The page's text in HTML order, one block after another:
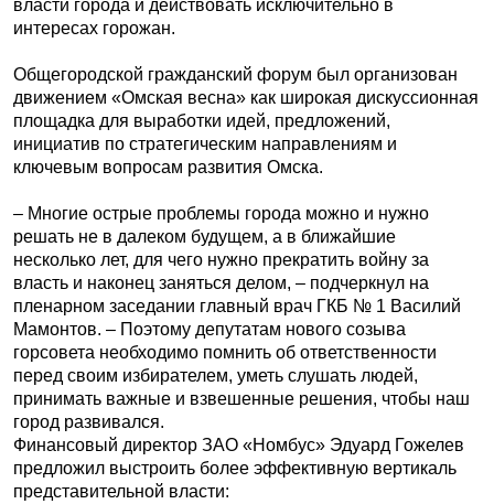
власти города и действовать исключительно в
интересах горожан.
Общегородской гражданский форум был организован
движением «Омская весна» как широкая дискуссионная
площадка для выработки идей, предложений,
инициатив по стратегическим направлениям и
ключевым вопросам развития Омска.
– Многие острые проблемы города можно и нужно
решать не в далеком будущем, а в ближайшие
несколько лет, для чего нужно прекратить войну за
власть и наконец заняться делом, – подчеркнул на
пленарном заседании главный врач ГКБ № 1 Василий
Мамонтов. – Поэтому депутатам нового созыва
горсовета необходимо помнить об ответственности
перед своим избирателем, уметь слушать людей,
принимать важные и взвешенные решения, чтобы наш
город развивался.
Финансовый директор ЗАО «Номбус» Эдуард Гожелев
предложил выстроить более эффективную вертикаль
представительной власти: